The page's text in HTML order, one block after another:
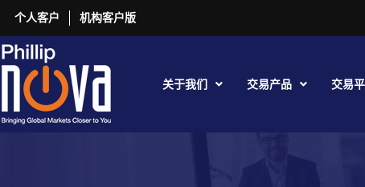
个人客户 机构客户版
关于我们 交易产品 交易